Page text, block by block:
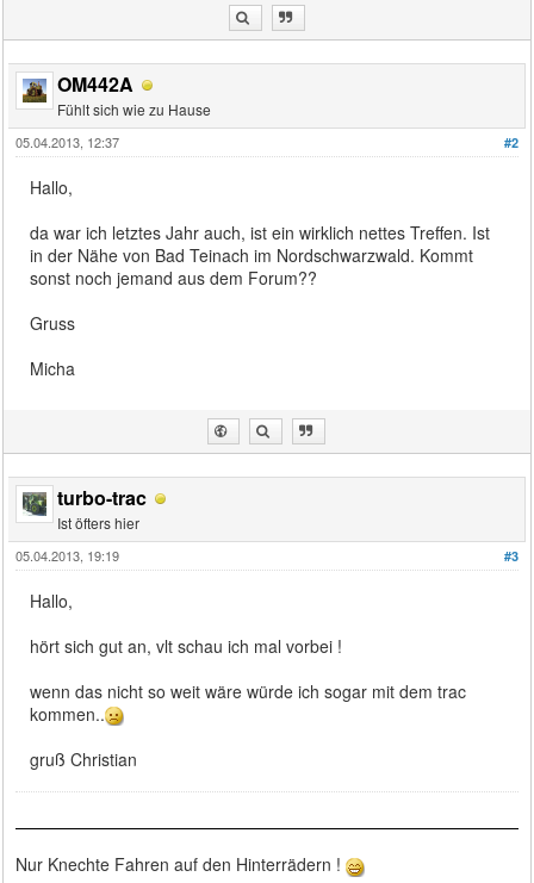
OM442A
Fühlt sich wie zu Hause
#2
05.04.2013, 12:37
Hallo,
da war ich letztes Jahr auch, ist ein wirklich nettes Treffen. Ist
in der Nähe von Bad Teinach im Nordschwarzwald. Kommt
sonst noch jemand aus dem Forum??
Gruss
Micha
turbo-trac
Ist öfters hier
#3
05.04.2013, 19:19
Hallo,
hört sich gut an, vlt schau ich mal vorbei !
wenn das nicht so weit wäre würde ich sogar mit dem trac
kommen..
gruß Christian
Nur Knechte Fahren auf den Hinterrädern !